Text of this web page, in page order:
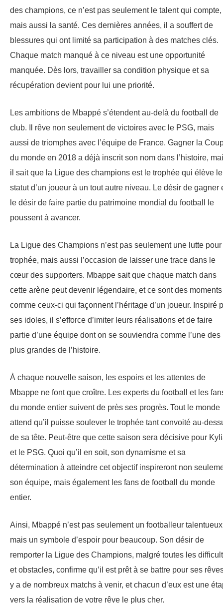
des champions, ce n’est pas seulement le talent qui compte,
mais aussi la santé. Ces dernières années, il a souffert de
blessures qui ont limité sa participation à des matches clés.
Chaque match manqué à ce niveau est une opportunité
manquée. Dès lors, travailler sa condition physique et sa
récupération devient pour lui une priorité.
Les ambitions de Mbappé s’étendent au-delà du football de
club. Il rêve non seulement de victoires avec le PSG, mais
aussi de triomphes avec l’équipe de France. Gagner la
du monde en 2018 a déjà inscrit son nom dans l’histoire,
il sait que la Ligue des champions est le trophée qui élève le
statut d’un joueur à un tout autre niveau. Le désir de gagner
le désir de faire partie du patrimoine mondial du football le
poussent à avancer.
La Ligue des Champions n’est pas seulement une lutte
trophée, mais aussi l’occasion de laisser une trace dans le
cœur des supporters. Mbappe sait que chaque match dans
cette arène peut devenir légendaire, et ce sont des moments
comme ceux-ci qui façonnent l’héritage d’un joueur. Inspiré
ses idoles, il s’efforce d’imiter leurs réalisations et de faire
partie d’une équipe dont on se souviendra comme l’une des
plus grandes de l’histoire.
À chaque nouvelle saison, les espoirs et les attentes de
Mbappe ne font que croître. Les experts du football et les
du monde entier suivent de près ses progrès. Tout le monde
attend qu’il puisse soulever le trophée tant convoité au-
de sa tête. Peut-être que cette saison sera décisive pour
et le PSG. Quoi qu’il en soit, son dynamisme et sa
détermination à atteindre cet objectif inspireront non
son équipe, mais également les fans de football du monde
entier.
Ainsi, Mbappé n’est pas seulement un footballeur
mais un symbole d’espoir pour beaucoup. Son désir de
remporter la Ligue des Champions, malgré toutes les
et obstacles, confirme qu’il est prêt à se battre pour ses
y a de nombreux matchs à venir, et chacun d’eux est une
vers la réalisation de votre rêve le plus cher.